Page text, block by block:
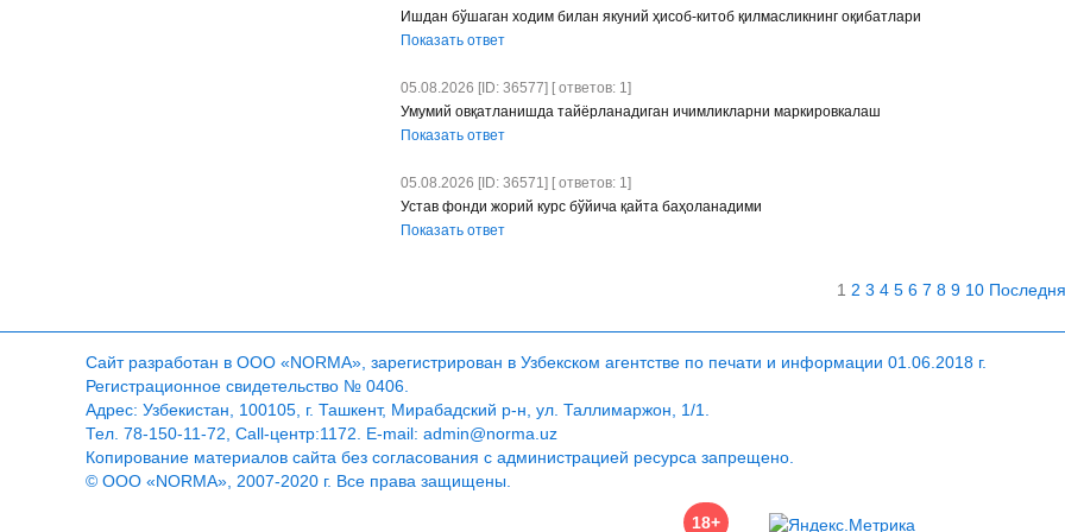
Ишдан бўшаган ходим билан якуний ҳисоб-китоб қилмасликнинг оқибатлари
Показать ответ
05.08.2026 [ID: 36577] [ ответов: 1]
Умумий овқатланишда тайёрланадиган ичимликларни маркировкалаш
Показать ответ
05.08.2026 [ID: 36571] [ ответов: 1]
Устав фонди жорий курс бўйича қайта баҳоланадими
Показать ответ
1 2 3 4 5 6 7 8 9 10
Сайт разработан в ООО «NORMA», зарегистрирован в Узбекском агентстве по печати и информации 01.06.2018 г.
Регистрационное свидетельство № 0406.
Адрес: Узбекистан, 100105, г. Ташкент, Мирабадский р-н, ул. Таллимаржон, 1/1.
Тел. 78-150-11-72, Call-центр:1172. E-mail: admin@norma.uz
Копирование материалов сайта без согласования с администрацией ресурса запрещено.
© ООО «NORMA», 2007-2020 г. Все права защищены.
18+